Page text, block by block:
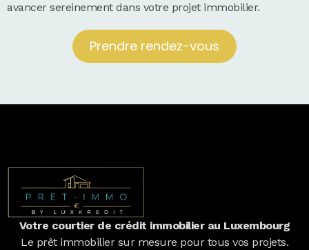
avancer sereinement dans votre projet immobilier.
Prendre rendez-vous
Votre courtier de crédit immobilier au Luxembourg
Le prêt immobilier sur mesure pour tous vos projets.